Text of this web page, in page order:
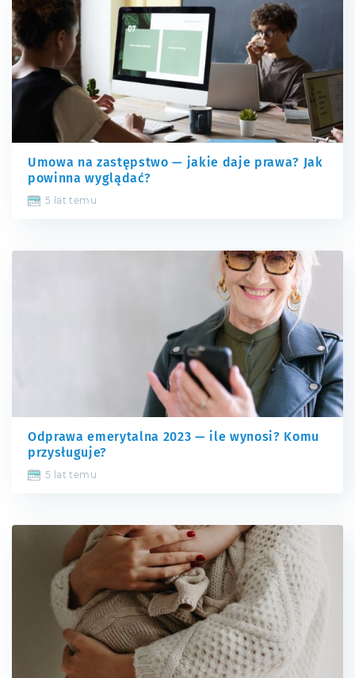
Umowa na zastępstwo — jakie daje prawa? Jak
powinna wyglądać?
5 lat temu
Odprawa emerytalna 2023 — ile wynosi? Komu
przysługuje?
5 lat temu